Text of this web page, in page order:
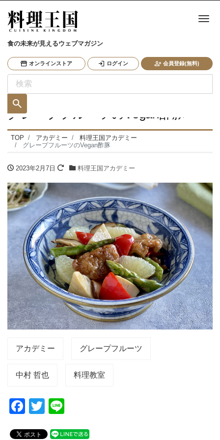
食の未来が見えるウェブマガジン
オンラインストア ログイン 会員登録(無料)
ナ
グレープフルーツのVegan酢豚
TOP アカデミー
料理王国アカデミー
グレープフルーツのVegan酢豚
2023年2月7日 料理王国アカデミー
アカデミー グレープフルーツ
中村 哲也 料理教室
F
T